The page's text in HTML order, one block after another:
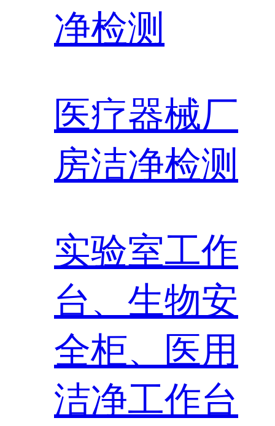
净检测
医疗器械厂
房洁净检测
实验室工作
台、生物安
全柜、医用
洁净工作台